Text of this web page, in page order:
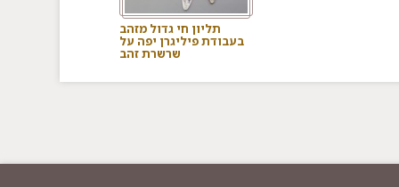
תליון חי גדול מזהב
בעבודת פיליגרן יפה על
שרשרת זהב